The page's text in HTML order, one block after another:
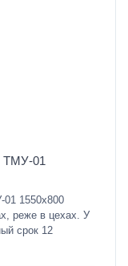
ТМУ-01
1550х800
реже в цехах. У
срок 12